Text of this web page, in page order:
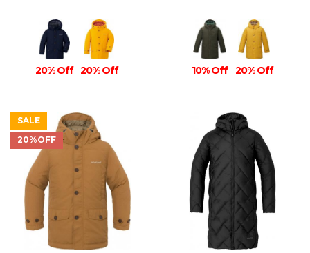
20% Off 20% Off 10% Off 20% Off
SALE
20%OFF